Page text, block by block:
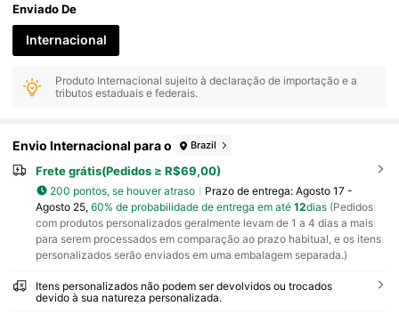
Enviado De
Internacional
Produto Internacional sujeito à declaração de importação e a
tributos estaduais e federais.
Envio Internacional para o Brazil
Frete grátis(Pedidos ≥ R$69,00)
200 pontos, se houver atraso Prazo de entrega: Agosto 17 -
Agosto 25, 60% de probabilidade de entrega em até 12dias(Pedidos
com produtos personalizados geralmente levam de 1 a 4 dias a mais
para serem processados em comparação ao prazo habitual, e os itens
personalizados serão enviados em uma embalagem separada.)
Itens personalizados não podem ser devolvidos ou trocados
devido à sua natureza personalizada.